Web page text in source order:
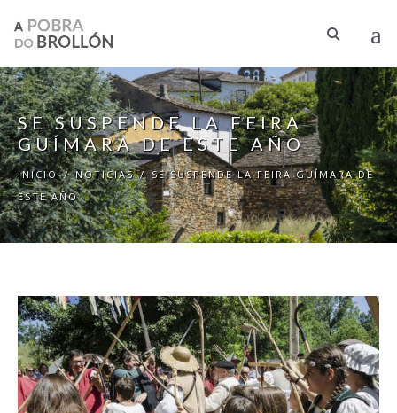
SE SUSPENDE LA FEIRA
GUÍMARA DE ESTE AÑO
INICIO / NOTICIAS / SE SUSPENDE LA FEIRA GUÍMARA DE
ESTE AÑO